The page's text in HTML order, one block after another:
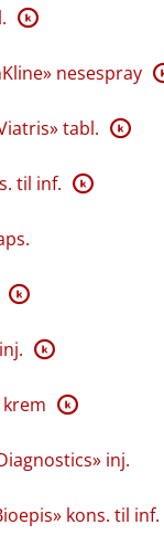
K
nesespray K
tabl. K
til inf. K
K
K
K
inj.
kons. til inf.